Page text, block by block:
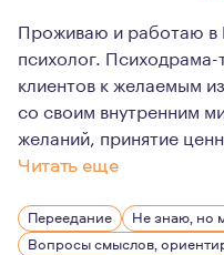
Проживаю и работаю в
психолог.
клиентов к желаемым
со своим внутренним
желаний, принятие
Читать еще
Я очень люблю свою
У меня большой
Переедание
Не знаю, но
Вопросы смыслов,